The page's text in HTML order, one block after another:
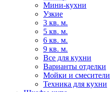
Мини-кухни
Узкие
3 кв. м.
5 кв. м.
6 кв. м.
9 кв. м.
Все для кухни
Варианты отделки
Мойки и смесители
Техника для кухни